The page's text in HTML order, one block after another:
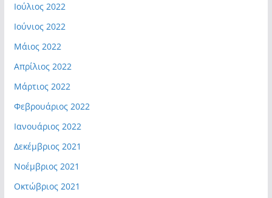
Ιούλιος 2022
Ιούνιος 2022
Μάιος 2022
Απρίλιος 2022
Μάρτιος 2022
Φεβρουάριος 2022
Ιανουάριος 2022
Δεκέμβριος 2021
Νοέμβριος 2021
Οκτώβριος 2021